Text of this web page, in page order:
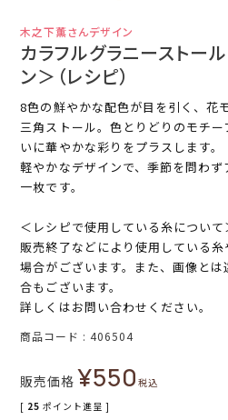
木之下薫さんデザイン
カラフルグラニーストー
ン＞（レシピ）
8色の鮮やかな配色が目を引く、花
三角ストール。色とりどりのモチ
いに華やかな彩りをプラスします。
軽やかなデザインで、季節を問わず
一枚です。
＜レシピで使用している糸について
販売終了などにより使用している
場合がございます。また、画像と
合もございます。
詳しくはお問い合わせください。
商品コード 406504
販売価格 ¥550税込
[ 25 ポイント進呈 ]